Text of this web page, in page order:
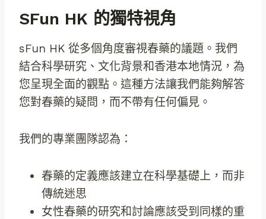
SFun HK 的獨特視角
sFun HK 從多個角度審視春藥的議題。我們
結合科學研究、文化背景和香港本地情況，為
您呈現全面的觀點。這種方法讓我們能夠解答
您對春藥的疑問，而不帶有任何偏見。
我們的專業團隊認為：
春藥的定義應該建立在科學基礎上，而非
傳統迷思
女性春藥的研究和討論應該受到同樣的重